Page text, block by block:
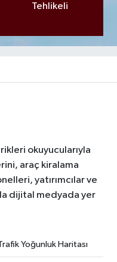
Tehlikeli
okuyucularıyla
araç kiralama
yatırımcılar ve
dijital medyada yer
Yoğunluk Haritası